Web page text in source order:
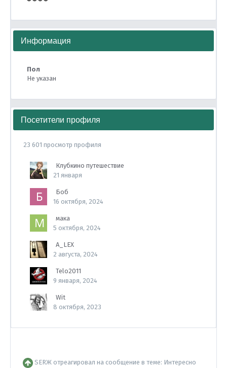
Информация
Пол
Не указан
Посетители профиля
23 601 просмотр профиля
Клубкино путешествие
21 января
Боб
16 октября, 2024
мака
5 октября, 2024
A_LEX
2 августа, 2024
Telo2011
9 января, 2024
Wit
8 октября, 2023
SERЖ отреагировал на сообщение в теме: Интересно